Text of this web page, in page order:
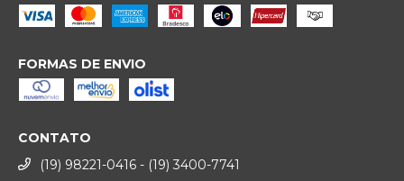
FORMAS DE ENVIO
CONTATO
(19) 98221-0416 - (19) 3400-7741